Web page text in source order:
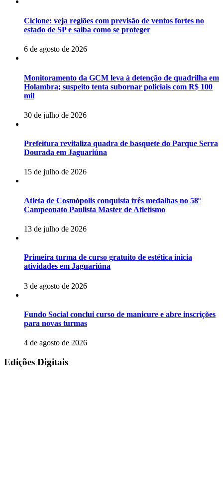
Ciclone: veja regiões com previsão de ventos fortes no
estado de SP e saiba como se proteger
6 de agosto de 2026
Monitoramento da GCM leva à detenção de quadrilha em
Holambra; suspeito tenta subornar policiais com R$ 100
mil
30 de julho de 2026
Prefeitura revitaliza quadra de basquete do Parque Serra
Dourada em Jaguariúna
15 de julho de 2026
Atleta de Cosmópolis conquista três medalhas no 58º
Campeonato Paulista Master de Atletismo
13 de julho de 2026
Primeira turma de curso gratuito de estética inicia
atividades em Jaguariúna
3 de agosto de 2026
Fundo Social conclui curso de manicure e abre inscrições
para novas turmas
4 de agosto de 2026
Edições Digitais